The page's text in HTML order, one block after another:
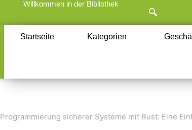
Willkommen in der Bibliothek
Startseite Kategorien
Programmierung sicherer Systeme mit Rust: Eine